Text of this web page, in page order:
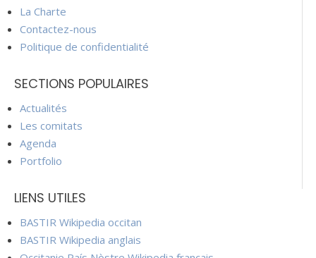
La Charte
Contactez-nous
Politique de confidentialité
SECTIONS POPULAIRES
Actualités
Les comitats
Agenda
Portfolio
LIENS UTILES
BASTIR Wikipedia occitan
BASTIR Wikipedia anglais